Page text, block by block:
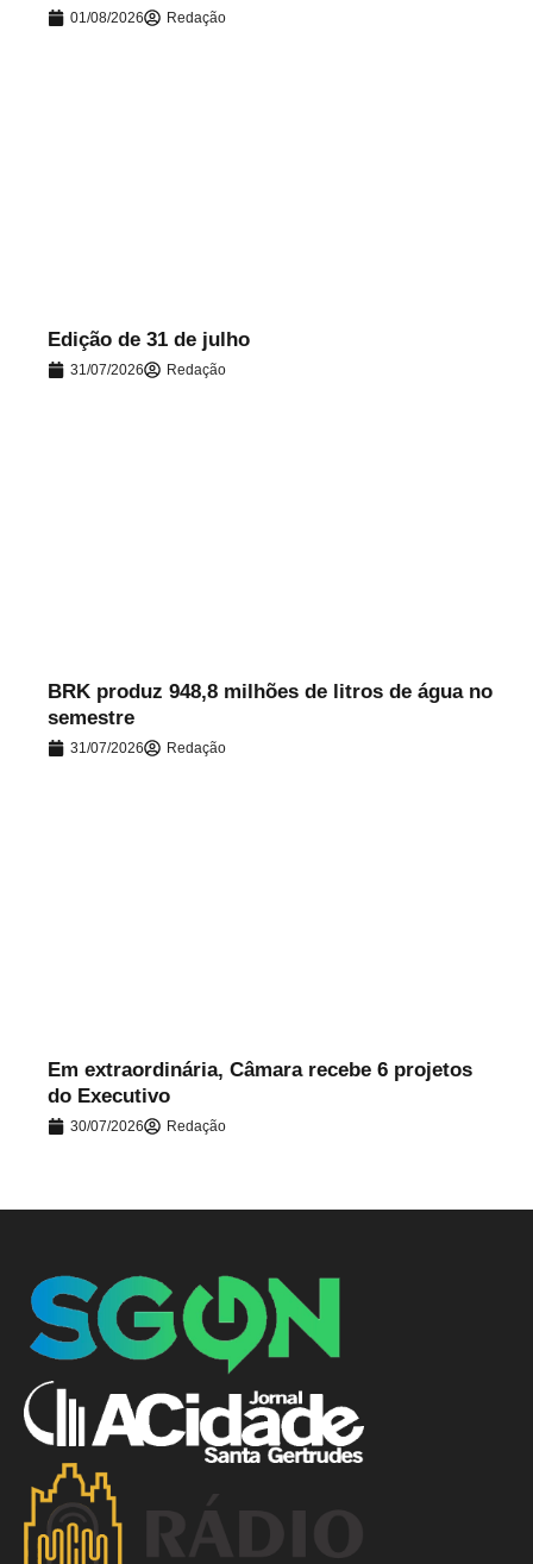
01/08/2026 Redação
Edição de 31 de julho
31/07/2026 Redação
BRK produz 948,8 milhões de litros de água no
semestre
31/07/2026 Redação
Em extraordinária, Câmara recebe 6 projetos
do Executivo
30/07/2026 Redação